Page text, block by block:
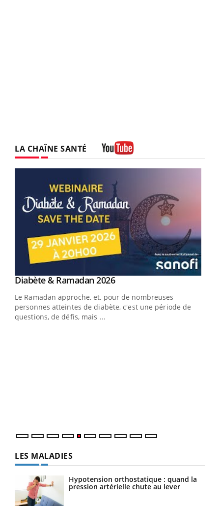
LA CHAÎNE SANTÉ
Youtube
Diabète & Ramadan 2026Youtube
Le Ramadan approche, et, pour de nombreuses
personnes atteintes de diabète, c'est une période de
questions, de défis, mais ...
LES MALADIES
Hypotension orthostatique : quand la
pression artérielle chute au lever